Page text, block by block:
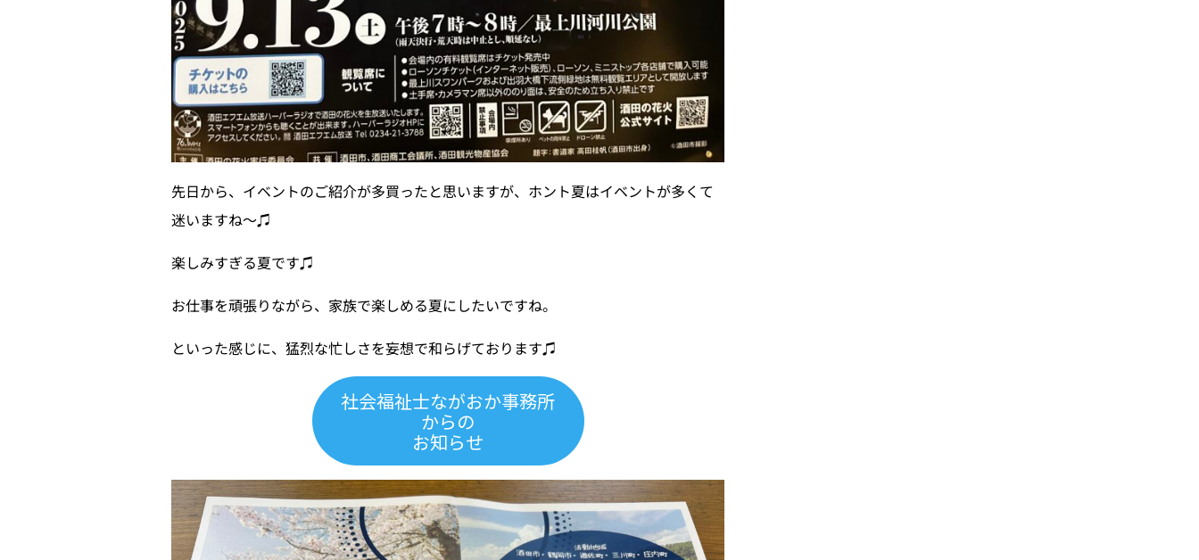
先日から、イベントのご紹介が多買ったと思いますが、ホント夏はイベントが多くて
迷いますね〜♫
楽しみすぎる夏です♫
お仕事を頑張りながら、家族で楽しめる夏にしたいですね。
といった感じに、猛烈な忙しさを妄想で和らげております♫
社会福祉士ながおか事務所
からの
お知らせ